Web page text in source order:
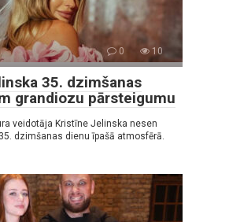
0 10
35. dzimšanas
grandiozu pārsteigumu
veidotāja Kristīne Jelinska nesen
dzimšanas dienu īpašā atmosfērā.